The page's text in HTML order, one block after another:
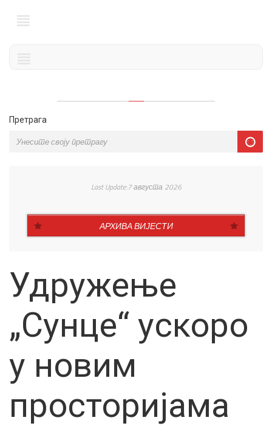
Претрага
Last Update:7 августа 2026
АРХИВА ВИЈЕСТИ
Удружење
„Сунце“ ускоро
у новим
просторијама